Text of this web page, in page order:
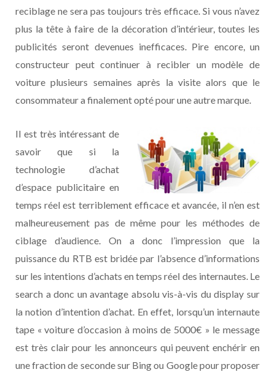
reciblage ne sera pas toujours très efficace. Si vous n’avez
plus la tête à faire de la décoration d’intérieur, toutes les
publicités seront devenues inefficaces. Pire encore, un
constructeur peut continuer à recibler un modèle de
voiture plusieurs semaines après la visite alors que le
consommateur a finalement opté pour une autre marque.
Il est très intéressant de
savoir que si la
technologie d’achat
d’espace publicitaire en
temps réel est terriblement efficace et avancée, il n’en est
malheureusement pas de même pour les méthodes de
ciblage d’audience. On a donc l’impression que la
puissance du RTB est bridée par l’absence d’informations
sur les intentions d’achats en temps réel des internautes. Le
search a donc un avantage absolu vis-à-vis du display sur
la notion d’intention d’achat. En effet, lorsqu’un internaute
tape « voiture d’occasion à moins de 5000€ » le message
est très clair pour les annonceurs qui peuvent enchérir en
une fraction de seconde sur Bing ou Google pour proposer